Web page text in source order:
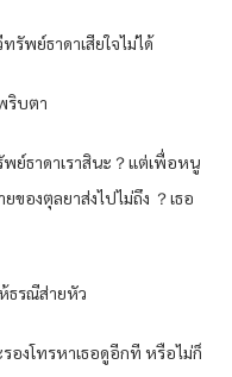
รัพย์ธาดาเสียใจไม่ได้
ริบตา
ย์ธาดาเราสินะ？แต่เพื่อหนู
ของตุลยาส่งไปไม่ถึง ？เธอ
ธรณีส่ายหัว
งโทรหาเธอดูอีกที หรือไม่ก็